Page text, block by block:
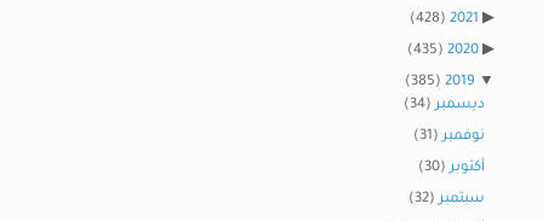
2021
(428)
2020
(435)
2019
(385)
ديسمبر (34)
نوفمبر (31)
أكتوبر (30)
سبتمبر (32)